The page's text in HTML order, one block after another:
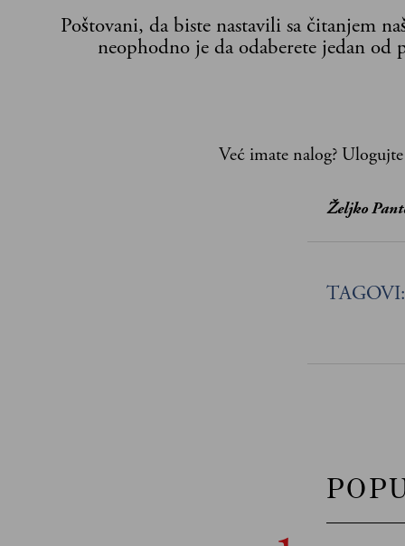
Poštovani, da biste nastavili sa čitanjem
neophodno je da odaberete jedan od
Već imate nalog? Ulogujte
Željko
TAGOVI: